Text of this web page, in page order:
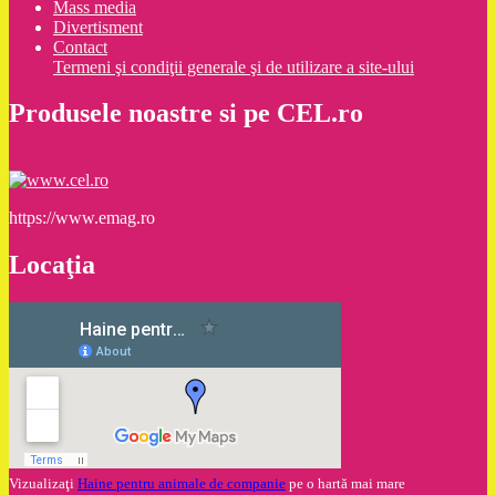
Mass media
Divertisment
Contact
Termeni şi condiţii generale şi de utilizare a site-ului
Produsele noastre si pe CEL.ro
https://www.emag.ro
Locaţia
Vizualizaţi Haine pentru animale de companie pe o hartă mai mare